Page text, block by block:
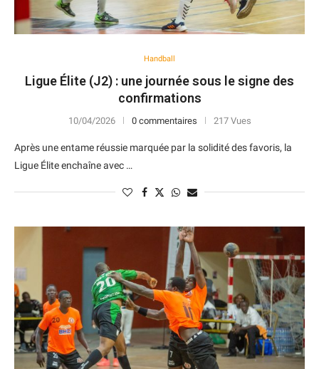
Handball
Ligue Élite (J2) : une journée sous le signe des
confirmations
10/04/2026 0 commentaires 217 Vues
Après une entame réussie marquée par la solidité des favoris, la
Ligue Élite enchaîne avec …